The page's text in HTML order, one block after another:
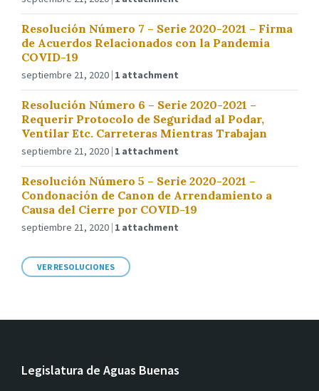
Resolución Número 7 – Serie 2020-2021 – Firma
de Acuerdos Relacionados con la Pandemia
COVID-19
septiembre 21, 2020 1 attachment
Resolución Número 6 – Serie 2020-2021 –
Requerir Protocolo de Seguridad al Podar,
Ventilar Etc. Carreteras Mientras Trabajan
septiembre 21, 2020 1 attachment
Resolución Número 5 – Serie 2020-2021 –
Condonación de Canon de Arrendamiento a
Causa del Cierre por COVID-19
septiembre 21, 2020 1 attachment
VER RESOLUCIONES
Legislatura de Aguas Buenas